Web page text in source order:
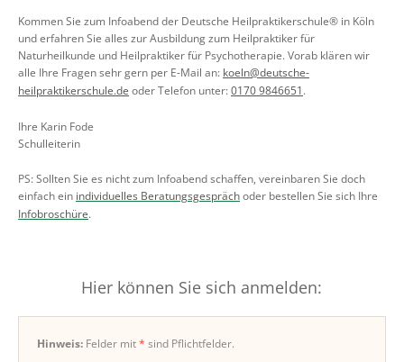
Kommen Sie zum Infoabend der Deutsche Heilpraktikerschule® in Köln
und erfahren Sie alles zur Ausbildung zum Heilpraktiker für
Naturheilkunde und Heilpraktiker für Psychotherapie. Vorab klären wir
alle Ihre Fragen sehr gern per E-Mail an: koeln@deutsche-
heilpraktikerschule.de oder Telefon unter:0170 9846651.
Ihre Karin Fode
Schulleiterin
PS: Sollten Sie es nicht zum Infoabend schaffen, vereinbaren Sie doch
einfach ein individuelles Beratungsgesprächoder bestellen Sie sich Ihre
Infobroschüre.
Hier können Sie sich anmelden:
Hinweis: Felder mit* sind Pflichtfelder.